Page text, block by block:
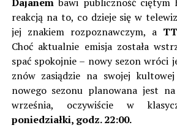
reakcją na to, co dzieje się w
jej znakiem rozpoznawczym, a
Choć aktualnie emisja została
spać spokojnie – nowy sezon wróci
znów zasiądzie na swojej
nowego sezonu planowana jest
września, oczywiście w
poniedziałki, godz. 22:00.